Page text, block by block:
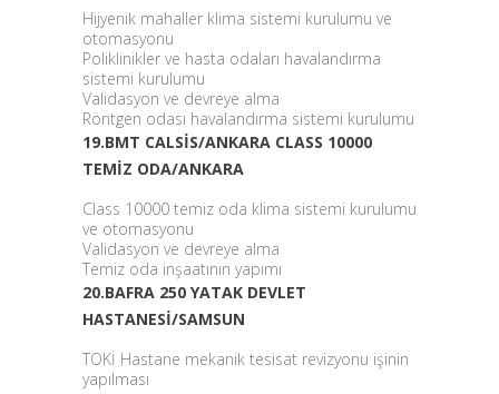
Hijyenik mahaller klima sistemi kurulumu ve
otomasyonu
Poliklinikler ve hasta odaları havalandırma
sistemi kurulumu
Validasyon ve devreye alma
Röntgen odası havalandırma sistemi kurulumu
19.BMT CALSİS/ANKARA CLASS 10000
TEMİZ ODA/ANKARA
Class 10000 temiz oda klima sistemi kurulumu
ve otomasyonu
Validasyon ve devreye alma
Temiz oda inşaatının yapımı
20.BAFRA 250 YATAK DEVLET
HASTANESİ/SAMSUN
TOKİ Hastane mekanik tesisat revizyonu işinin
yapılması